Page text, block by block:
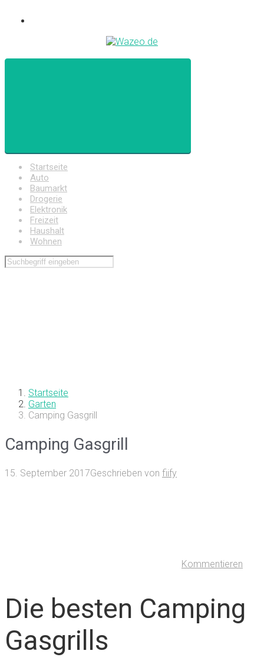
Startseite
Auto
Baumarkt
Drogerie
Elektronik
Freizeit
Haushalt
Wohnen
Startseite
Garten
Camping Gasgrill
Camping Gasgrill
15. September 2017Geschrieben von fiify
Kommentieren
Die besten Camping
Gasgrills